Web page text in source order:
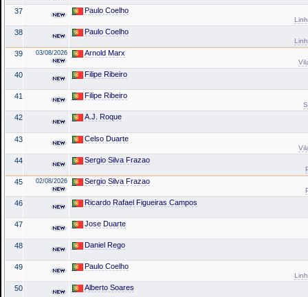
37 Paulo Coelho
38 Paulo Coelho
39 03/08/2026 Arnold Marx
40 Filipe Ribeiro
41 Filipe Ribeiro
42 A.J. Roque
43 Celso Duarte
44 Sergio Silva Frazao
45 02/08/2026 Sergio Silva Frazao
46 Ricardo Rafael Figueiras Campos
47 Jose Duarte
48 Daniel Rego
49 Paulo Coelho
50 Alberto Soares